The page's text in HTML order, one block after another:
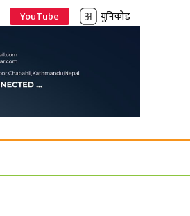
YouTube युनिकोड